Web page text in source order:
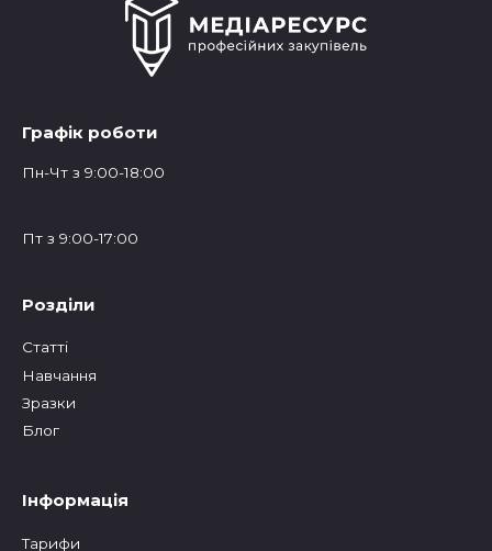
Графік роботи
Пн-Чт з 9:00-18:00
Пт з 9:00-17:00
Розділи
Статтi
Навчання
Зразки
Блог
Інформація
Тарифи